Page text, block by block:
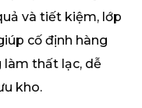
và tiết kiệm, lớp
cố định hàng
làm thất lạc, dễ
kho.